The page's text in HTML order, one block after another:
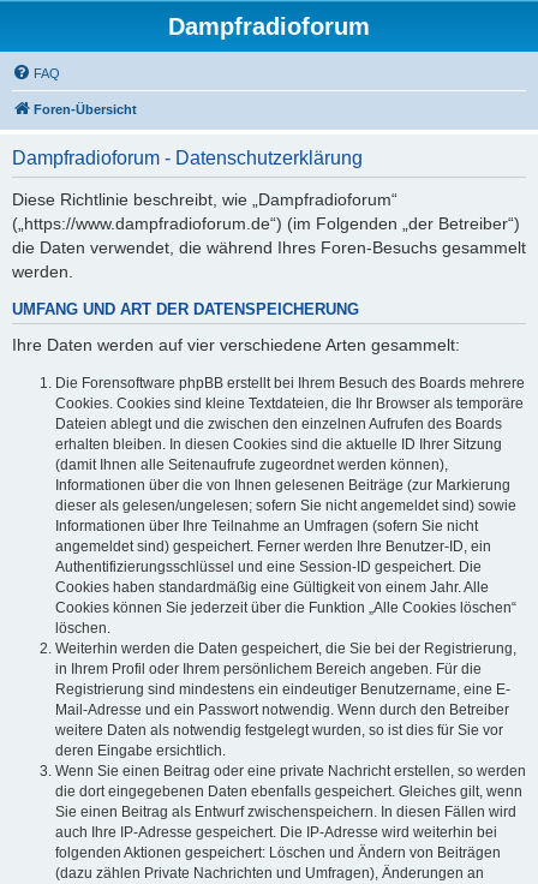
Dampfradioforum
FAQ
Foren-Übersicht
Dampfradioforum - Datenschutzerklärung
Diese Richtlinie beschreibt, wie „Dampfradioforum“
(„https://www.dampfradioforum.de“) (im Folgenden „der Betreiber“)
die Daten verwendet, die während Ihres Foren-Besuchs gesammelt
werden.
UMFANG UND ART DER DATENSPEICHERUNG
Ihre Daten werden auf vier verschiedene Arten gesammelt:
Die Forensoftware phpBB erstellt bei Ihrem Besuch des Boards mehrere
Cookies. Cookies sind kleine Textdateien, die Ihr Browser als temporäre
Dateien ablegt und die zwischen den einzelnen Aufrufen des Boards
erhalten bleiben. In diesen Cookies sind die aktuelle ID Ihrer Sitzung
(damit Ihnen alle Seitenaufrufe zugeordnet werden können),
Informationen über die von Ihnen gelesenen Beiträge (zur Markierung
dieser als gelesen/ungelesen; sofern Sie nicht angemeldet sind) sowie
Informationen über Ihre Teilnahme an Umfragen (sofern Sie nicht
angemeldet sind) gespeichert. Ferner werden Ihre Benutzer-ID, ein
Authentifizierungsschlüssel und eine Session-ID gespeichert. Die
Cookies haben standardmäßig eine Gültigkeit von einem Jahr. Alle
Cookies können Sie jederzeit über die Funktion „Alle Cookies löschen“
löschen.
Weiterhin werden die Daten gespeichert, die Sie bei der Registrierung,
in Ihrem Profil oder Ihrem persönlichem Bereich angeben. Für die
Registrierung sind mindestens ein eindeutiger Benutzername, eine E-
Mail-Adresse und ein Passwort notwendig. Wenn durch den Betreiber
weitere Daten als notwendig festgelegt wurden, so ist dies für Sie vor
deren Eingabe ersichtlich.
Wenn Sie einen Beitrag oder eine private Nachricht erstellen, so werden
die dort eingegebenen Daten ebenfalls gespeichert. Gleiches gilt, wenn
Sie einen Beitrag als Entwurf zwischenspeichern. In diesen Fällen wird
auch Ihre IP-Adresse gespeichert. Die IP-Adresse wird weiterhin bei
folgenden Aktionen gespeichert: Löschen und Ändern von Beiträgen
(dazu zählen Private Nachrichten und Umfragen), Änderungen an